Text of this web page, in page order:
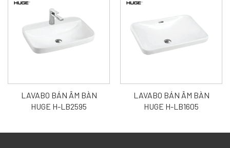
LAVABO BÁN ÂM BÀN
HUGE H-LB2595
LAVABO BÁN ÂM BÀN
HUGE H-LB1605